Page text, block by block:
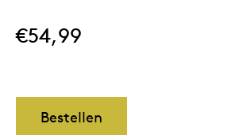
€54,99
Bestellen